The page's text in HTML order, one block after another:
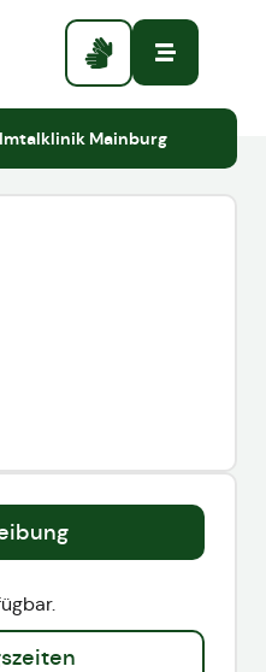
Mainburg